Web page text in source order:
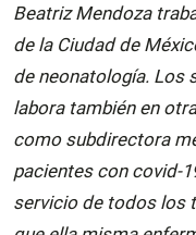
Beatriz Mendoza
de la Ciudad de
de neonatología. Los
labora también en
como subdirectora
pacientes con covid-
servicio de todos los